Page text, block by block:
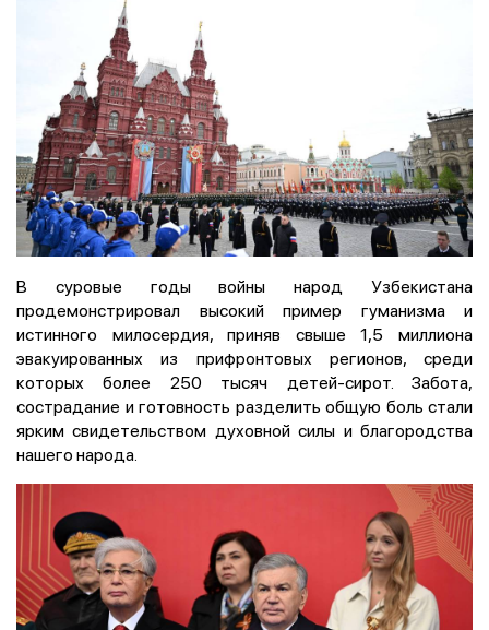
В суровые годы войны народ Узбекистана
продемонстрировал высокий пример гуманизма и
истинного милосердия, приняв свыше 1,5 миллиона
эвакуированных из прифронтовых регионов, среди
которых более 250 тысяч детей-сирот. Забота,
сострадание и готовность разделить общую боль стали
ярким свидетельством духовной силы и благородства
нашего народа.